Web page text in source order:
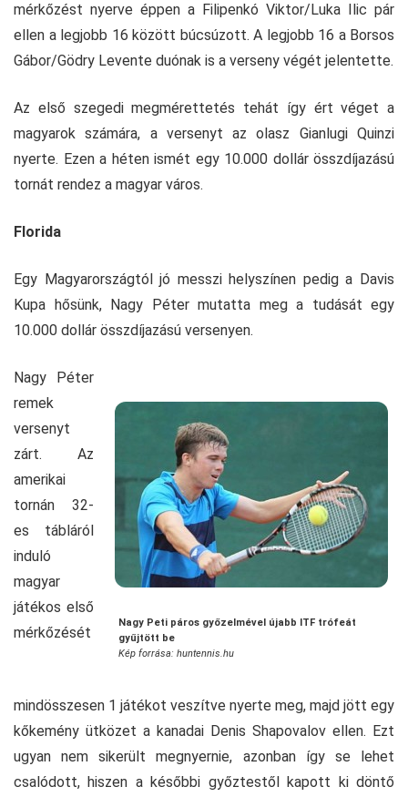
mérkőzést nyerve éppen a Filipenkó Viktor/Luka Ilic pár
ellen a legjobb 16 között búcsúzott. A legjobb 16 a Borsos
Gábor/Gödry Levente duónak is a verseny végét jelentette.
Az első szegedi megmérettetés tehát így ért véget a
magyarok számára, a versenyt az olasz Gianlugi Quinzi
nyerte. Ezen a héten ismét egy 10.000 dollár összdíjazású
tornát rendez a magyar város.
Florida
Egy Magyarországtól jó messzi helyszínen pedig a Davis
Kupa hősünk, Nagy Péter mutatta meg a tudását egy
10.000 dollár összdíjazású versenyen.
Nagy Peti páros győzelmével újabb ITF trófeát
gyűjtött be
Kép forrása: huntennis.hu
Nagy Péter
remek
versenyt
zárt. Az
amerikai
tornán 32-
es tábláról
induló
magyar
játékos első
mérkőzését
mindösszesen 1 játékot veszítve nyerte meg, majd jött egy
kőkemény ütközet a kanadai Denis Shapovalov ellen. Ezt
ugyan nem sikerült megnyernie, azonban így se lehet
csalódott, hiszen a későbbi győztestől kapott ki döntő